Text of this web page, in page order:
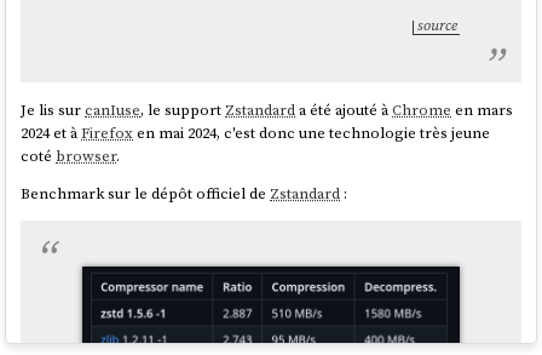
, mais d'après son
J'aime beaucoup commentDaishi Kato choisit le nom de ses librairies,
la méthode est plutôt simple 🙂 :
German.
source
Je lis surcanIuse, le support Zstandarda été ajouté àChrome en mars
2024 et àFirefoxen mai 2024, c'est donc une technologie très jeune
coté browser.
Benchmark sur le dépôt officiel de Zstandard :